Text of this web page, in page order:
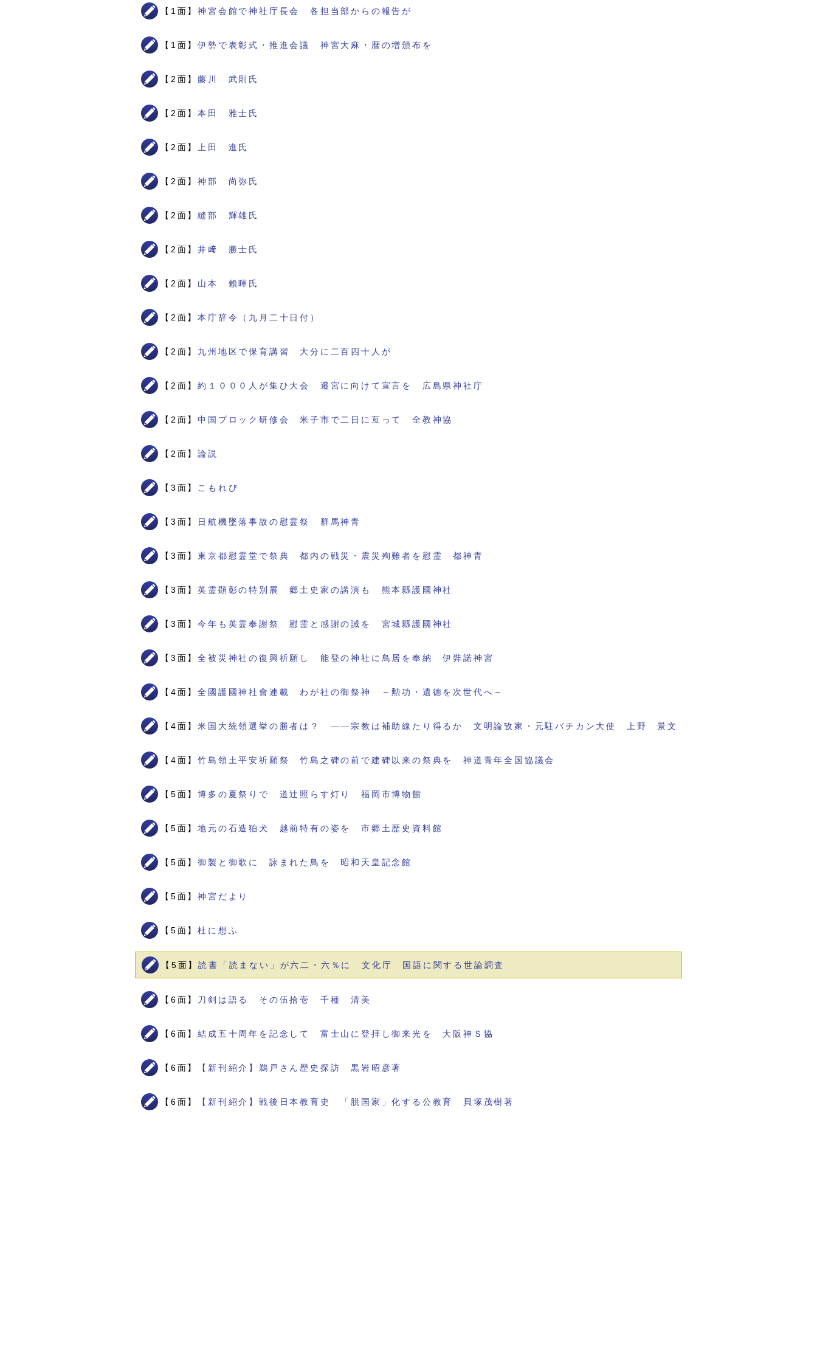
【1面】神宮会館で神社庁長会 各担当部からの報告が
【1面】伊勢で表彰式・推進会議 神宮大麻・暦の増頒布を
【2面】藤川 武則氏
【2面】本田 雅士氏
【2面】 上田 進氏
【2面】神部 尚弥氏
【2面】縫部 輝雄氏
【2面】井﨑 勝士氏
【2面】 山本 賴暉氏
【2面】本庁辞令（九月二十日付）
【2面】 九州地区で保育講習 大分に二百四十人が
【2面】約１０００人が集ひ大会 遷宮に向けて宣言を 広島県神社庁
【2面】中国ブロック研修会 米子市で二日に亙って 全教神協
【2面】論説
【3面】 こもれび
【3面】 日航機墜落事故の慰霊祭 群馬神青
【3面】東京都慰霊堂で祭典 都内の戦災・震災殉難者を慰霊 都神青
【3面】英霊顕彰の特別展 郷土史家の講演も 熊本縣護國神社
【3面】今年も英霊奉謝祭 慰霊と感謝の誠を 宮城縣護國神社
【3面】全被災神社の復興祈願し 能登の神社に鳥居を奉納 伊弉諾神宮
【4面】全國護國神社會連載 わが社の御祭神 ～勲功・遺徳を次世代へ～
【4面】米国大統領選挙の勝者は？ ――宗教は補助線たり得るか 文明論攷家・元駐バチカン大使 上野 景文
【4面】竹島領土平安祈願祭 竹島之碑の前で建碑以来の祭典を 神道青年全国協議会
【5面】博多の夏祭りで 道辻照らす灯り 福岡市博物館
【5面】地元の石造狛犬 越前特有の姿を 市郷土歴史資料館
【5面】御製と御歌に 詠まれた鳥を 昭和天皇記念館
【5面】神宮だより
【5面】杜に想ふ
【5面】読書「読まない」が六二・六％に 文化庁 国語に関する世論調査
【6面】 刀剣は語る その伍拾壱 千種 清美
【6面】結成五十周年を記念して 富士山に登拝し御来光を 大阪神Ｓ協
【6面】 【新刊紹介】鵜戸さん歴史探訪 黒岩昭彦著
【6面】 【新刊紹介】戦後日本教育史 「脱国家」化する公教育 貝塚茂樹著